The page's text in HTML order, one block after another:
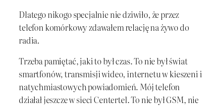
Dlatego nikogo specjalnie nie dziwiło, że przez
telefon komórkowy zdawałem relację na żywo do
radia.
Trzeba pamiętać, jaki to był czas. To nie był świat
smartfonów, transmisji wideo, internetu w kieszeni i
natychmiastowych powiadomień. Mój telefon
działał jeszcze w sieci Centertel. To nie był GSM, nie